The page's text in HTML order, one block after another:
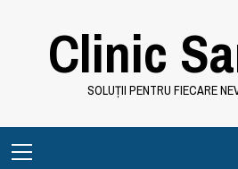
Clinic
SOLUȚII PENTRU FIECARE
Menu